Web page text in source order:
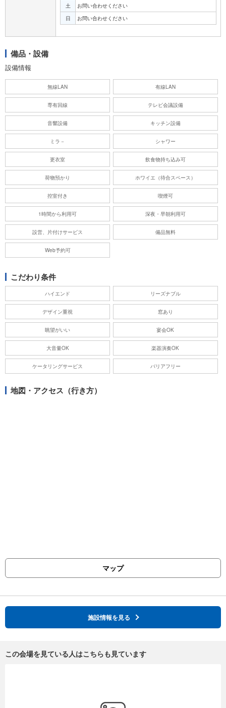
土
お問い合わせください
日
お問い合わせください
備品・設備
設備情報
無線LAN 有線LAN
専有回線 テレビ会議設備
音響設備 キッチン設備
ミラ－ シャワー
更衣室 飲食物持ち込み可
荷物預かり ホワイエ（待合スペース）
控室付き 喫煙可
1時間から利用可 深夜・早朝利用可
設営、片付けサービス 備品無料
Web予約可
こだわり条件
ハイエンド リーズナブル
デザイン重視 窓あり
眺望がいい 宴会OK
大音量OK 楽器演奏OK
ケータリングサービス バリアフリー
地図・アクセス（行き方）
マップ
施設情報を見る
この会場を見ている人はこちらも見ています